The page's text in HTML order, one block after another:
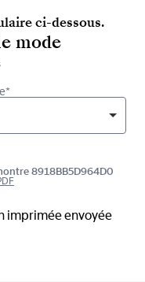
ci-dessous.
mode
8918BB5D964D0
imprimée envoyée